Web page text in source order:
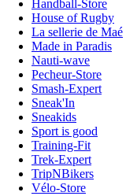
Handball-Store
House of Rugby
La sellerie de Maé
Made in Paradis
Nauti-wave
Pecheur-Store
Smash-Expert
Sneak'In
Sneakids
Sport is good
Training-Fit
Trek-Expert
TripNBikers
Vélo-Store